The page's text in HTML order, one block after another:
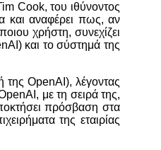
Cook, του ιθύνοντος
και αναφέρει πως, αν
χρήστη, συνεχίζει
και το σύστημά της
της OpenAI), λέγοντας
με τη σειρά της,
πρόσβαση στα
της εταιρίας